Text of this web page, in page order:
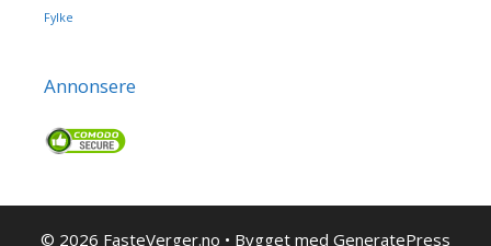
Fylke
Annonsere
© 2026 FasteVerger.no • Bygget med GeneratePress